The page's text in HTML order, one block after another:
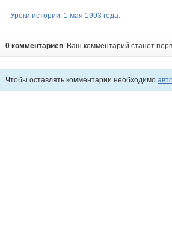
Уроки истории. 1 мая 1993 года.
0 комментариев. Ваш комментарий станет
Чтобы оставлять комментарии необходимо